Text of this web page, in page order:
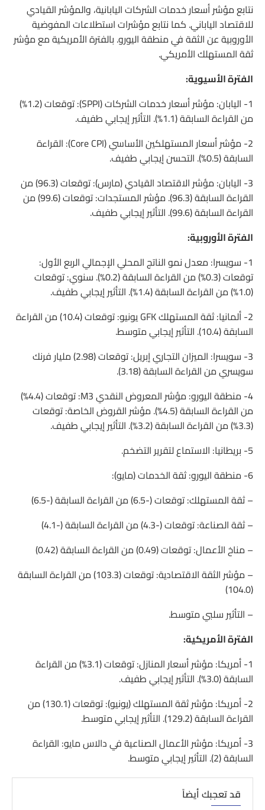
نتابع مؤشر أسعار خدمات الشركات اليابانية، والمؤشر القيادي
للاقتصاد الياباني. كما نتابع مؤشرات استطلاعات المفوضية
الأوروبية عن الثقة في منطقة اليورو. بالفترة الأمريكية مع مؤشر
ثقة المستهلك الأمريكي.
الفترة الأسيوية:
1- اليابان: مؤشر أسعار خدمات الشركات (SPPI): توقعات (1.2%)
من القراءة السابقة (1.1%). التأثير إيجابي طفيف.
2- مؤشر أسعار المستهلكين الأساسي (Core CPI): القراءة
السابقة (0.5%). التحسن إيجابي طفيف.
3- اليابان: مؤشر الاقتصاد القيادي (مارس): توقعات (96.3) من
القراءة السابقة (96.3). مؤشر المستجدات: توقعات (99.6) من
القراءة السابقة (99.6). التأثير إيجابي طفيف.
الفترة الأوروبية:
1- سويسرا: معدل نمو الناتج المحلي الإجمالي الربع الأول:
توقعات (0.3%) من القراءة السابقة (0.2%). سنوي: توقعات
(1.0%) من القراءة السابقة (1.4%). التأثير إيجابي طفيف.
2- ألمانيا: ثقة المستهلك GFK يونيو: توقعات (10.4) من القراءة
السابقة (10.4). التأثير إيجابي متوسط.
3- سويسرا: الميزان التجاري إبريل: توقعات (2.98) مليار فرنك
سويسري من القراءة السابقة (3.18).
4- منطقة اليورو: مؤشر المعروض النقدي M3: توقعات (4.4%)
من القراءة السابقة (4.5%). مؤشر القروض الخاصة: توقعات
(3.3%) من القراءة السابقة (3.2%). التأثير إيجابي طفيف.
5- بريطانيا: الاستماع لتقرير التضخم.
6- منطقة اليورو: ثقة الخدمات (مايو):
– ثقة المستهلك: توقعات (-6.5) من القراءة السابقة (-6.5)
– ثقة الصناعة: توقعات (-4.3) من القراءة السابقة (-4.1)
– مناخ الأعمال: توقعات (0.49) من القراءة السابقة (0.42)
– مؤشر الثقة الاقتصادية: توقعات (103.3) من القراءة السابقة
(104.0)
– التأثير سلبي متوسط.
الفترة الأمريكية:
1- أمريكا: مؤشر أسعار المنازل: توقعات (3.1%) من القراءة
السابقة (3.0%). التأثير إيجابي طفيف.
2- أمريكا: مؤشر ثقة المستهلك (يونيو): توقعات (130.1) من
القراءة السابقة (129.2). التأثير إيجابي متوسط.
3- أمريكا: مؤشر الأعمال الصناعية في دالاس مايو: القراءة
السابقة (2). التأثير إيجابي متوسط.
قد تعجبك أيضاً